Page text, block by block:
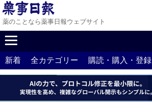
薬のことなら薬事日報ウェブサイト
新着 全カテゴリー 購読・購入・登録